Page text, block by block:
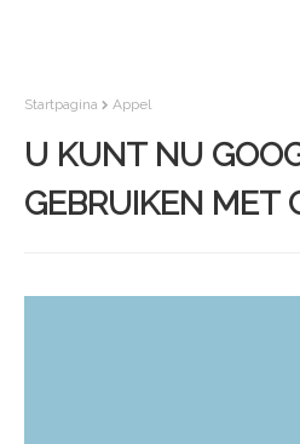
Startpagina Appel
U KUNT NU
GEBRUIKEN MET